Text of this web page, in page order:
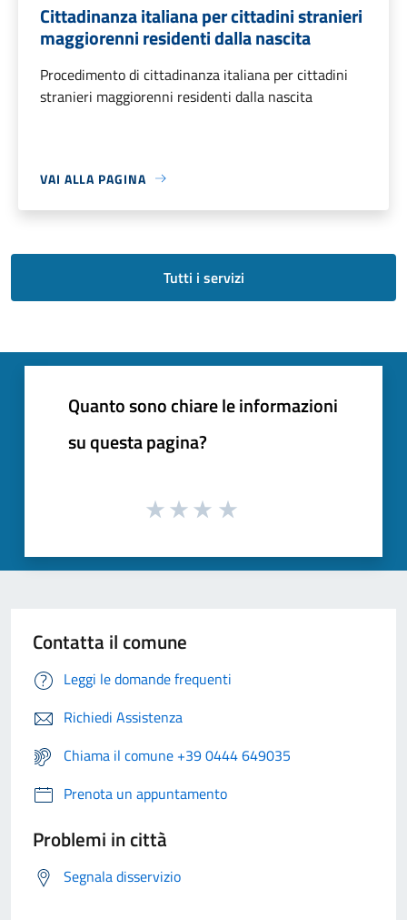
Cittadinanza italiana per cittadini stranieri
maggiorenni residenti dalla nascita
Procedimento di cittadinanza italiana per cittadini
stranieri maggiorenni residenti dalla nascita
VAI ALLA PAGINA
Tutti i servizi
Quanto sono chiare le informazioni
su questa pagina?
Contatta il comune
Leggi le domande frequenti
Richiedi Assistenza
Chiama il comune +39 0444 649035
Prenota un appuntamento
Problemi in città
Segnala disservizio